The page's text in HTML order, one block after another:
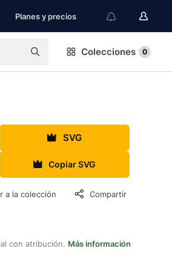
Planes y precios
Colecciones 0
SVG
Copiar SVG
a la colección Compartir
con atribución. Más información